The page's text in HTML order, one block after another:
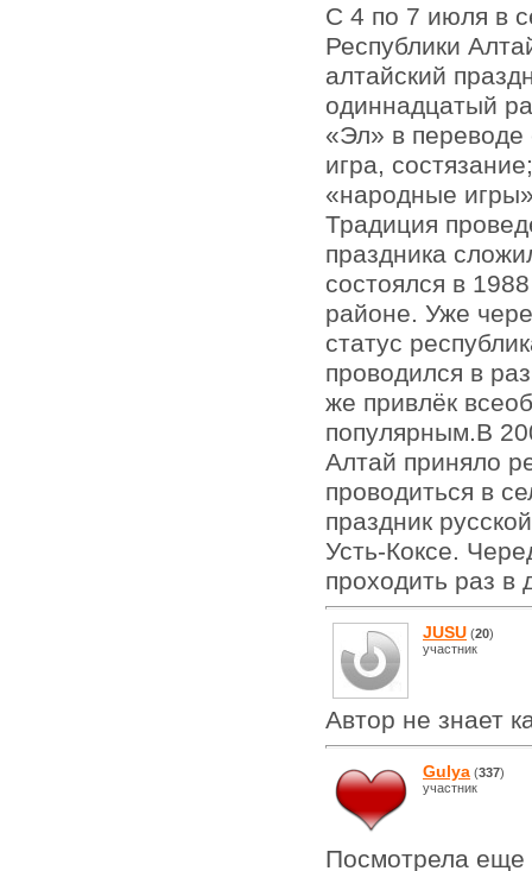
С 4 по 7 июля в
Республики
алтайский
одиннадцатый
«Эл» в
игра,
«народные
Традиция
праздника
состоялся в
районе. Уже
статус
проводился в
же привлёк
популярным.В
Алтай приняло
проводиться в
праздник
Усть-Коксе.
проходить раз в
JUSU (20)
участник
Автор не знает
Gulya (337)
участник
Посмотрела еще